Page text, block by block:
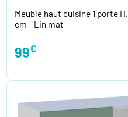
Meuble haut cuisine 1 porte
cm - Lin mat
99€